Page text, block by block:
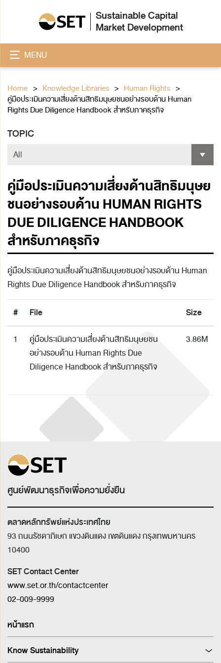
Sustainable Capital
Market Development
MENU
Home Knowledge Libraries
Human Rights
คู่มือประเมินความเสี่ยงด้านสิทธิมนุษยชนอย่างรอบด้าน Human
Rights Due Diligence Handbook สำหรับภาคธุรกิจ
TOPIC
คู่มือประเมินความเสี่ยงด้านสิทธิมนุษย
ชนอย่างรอบด้าน HUMAN RIGHTS
DUE DILIGENCE HANDBOOK
สำหรับภาคธุรกิจ
คู่มือประเมินความเสี่ยงด้านสิทธิมนุษยชนอย่างรอบด้าน Human
Rights Due Diligence Handbook สำหรับภาคธุรกิจ
# File Size
1
คู่มือประเมินความเสี่ยงด้านสิทธิมนุษยชน
อย่างรอบด้าน Human Rights Due
Diligence Handbook สำหรับภาคธุรกิจ
3.86M
ศูนย์พัฒนาธุรกิจเพื่อความยั่งยืน
ตลาดหลักทรัพย์แห่งประเทศไทย
93 ถนนรัชดาภิเษก แขวงดินแดง เขตดินแดงกรุงเทพมหานคร
10400
SET Contact Center
www.set.or.th/contactcenter
02-009-9999
หน้าแรก
Know Sustainability